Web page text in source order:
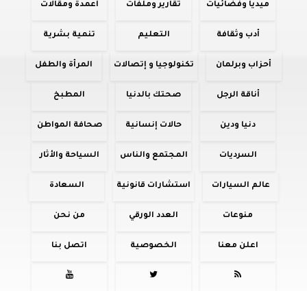
ميديا وفضائيات تقارير وملفات أعمدة ومقالات
أدب وثقافة التعليم تنمية بشرية
أحزاب وبرلمان تكنولوجيا و إتصالات المرأة والطفل
أناقة الرجل صحتك بالدنيا المطبخ
دنيا ودين حالات إنسانية صحافة المواطن
السرديات المجتمع والناس السياحة والأثار
عالم السيارات استشارات قانونية السعادة
منوعات العدد الورقي من نحن
اعلن معنا الخصوصية اتصل بنا


